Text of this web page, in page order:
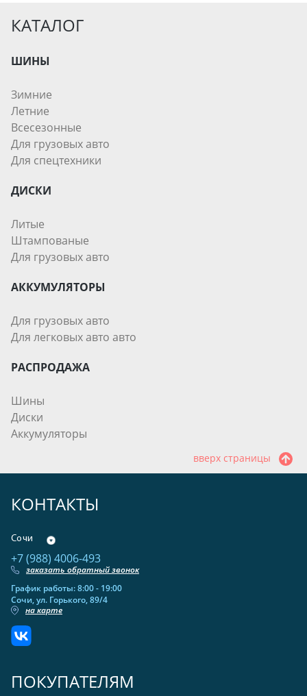
КАТАЛОГ
ШИНЫ
Зимние
Летние
Всесезонные
Для грузовых авто
Для спецтехники
ДИСКИ
Литые
Штампованые
Для грузовых авто
АККУМУЛЯТОРЫ
Для грузовых авто
Для легковых авто авто
РАСПРОДАЖА
Шины
Диски
Аккумуляторы
вверх страницы
КОНТАКТЫ
Сочи
+7 (988) 4006-493
заказать обратный звонок
График работы: 8:00 - 19:00
Сочи, ул. Горького, 89/4
на карте
ПОКУПАТЕЛЯМ